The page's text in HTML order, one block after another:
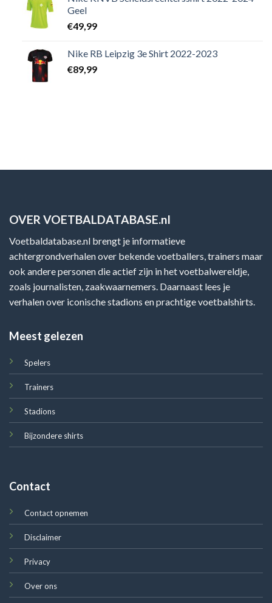
Geel
€49,99
Nike RB Leipzig 3e Shirt 2022-2023
€89,99
OVER VOETBALDATABASE.nl
Voetbaldatabase.nl brengt je informatieve
achtergrondverhalen over bekende voetballers, trainers maar
ook andere personen die actief zijn in het voetbalwereldje,
zoals journalisten, zaakwaarnemers. Daarnaast lees je
verhalen over iconische stadions en prachtige voetbalshirts.
Meest gelezen
Spelers
Trainers
Stadions
Bijzondere shirts
Contact
Contact opnemen
Disclaimer
Privacy
Over ons